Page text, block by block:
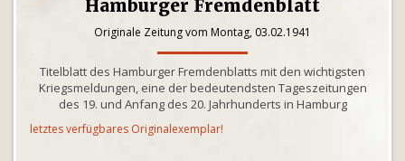
Hamburger Fremdenblatt
Originale Zeitung vom Montag, 03.02.1941
Titelblatt des Hamburger Fremdenblatts mit den wichtigsten
Kriegsmeldungen, eine der bedeutendsten Tageszeitungen
des 19. und Anfang des 20. Jahrhunderts in Hamburg
letztes verfügbares Originalexemplar!